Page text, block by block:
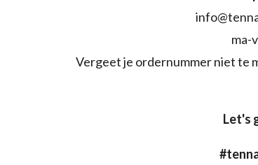
ma-
Vergeet je ordernummer niet te
Let's